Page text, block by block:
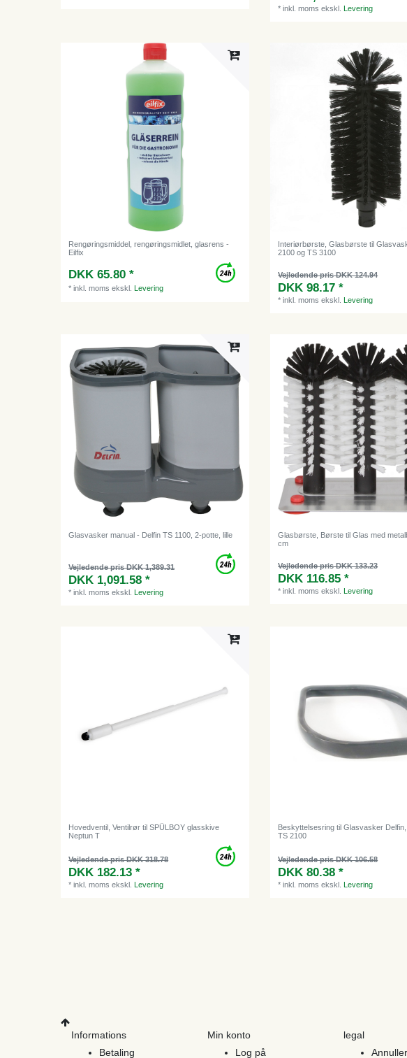
*inkl. moms ekskl. Levering
Rengøringsmiddel, rengøringsmidlet, glasrens -
Eilfix
DKK 65.80 *
*inkl. moms ekskl. Levering
Interiørbørste, Glasbørste til
2100 og TS 3100
Vejledende pris DKK 124.94
DKK 98.17 *
*inkl. moms ekskl.Levering
Glasvasker manual - Delfin TS 1100, 2-potte, lille
Vejledende pris DKK 1,389.31
DKK 1,091.58 *
*inkl. moms ekskl.Levering
Glasbørste, Børste til Glas med
cm
Vejledende pris DKK 133.23
DKK 116.85 *
*inkl. moms ekskl.Levering
Hovedventil, Ventilrør til SPÜLBOY glasskive
Neptun T
Vejledende pris DKK 318.78
DKK 182.13 *
*inkl. moms ekskl.Levering
Beskyttelsesring til Glasvasker
TS 2100
Vejledende pris DKK 106.58
DKK 80.38 *
*inkl. moms ekskl.Levering
Informations
Betaling
Min konto
Log på
legal